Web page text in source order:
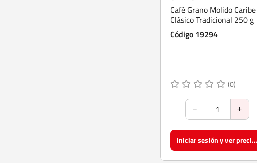
Café Grano Molido Caribe
Clásico Tradicional 250 g
Código 19294
(0)
Iniciar sesión y ver precios